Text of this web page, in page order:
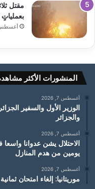
مقتل
بعملياتٍ
أغسطس 25,
المنشورات الأكثر
أغسطس 7, 2026
الوزير الأول والسفير
والجزائر
أغسطس 7, 2026
الاحتلال يشن عدوانا
يومين من هدم المنازل
أغسطس 7, 2026
موريتانيا: إلغاء امتحان